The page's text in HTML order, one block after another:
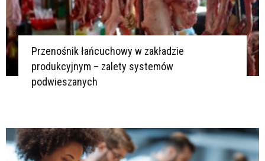
Przenośnik łańcuchowy w zakładzie
produkcyjnym – zalety systemów
podwieszanych